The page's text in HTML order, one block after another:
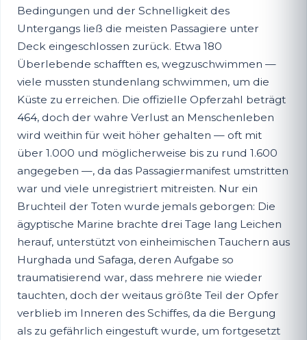
Bedingungen und der Schnelligkeit des
Untergangs ließ die meisten Passagiere unter
Deck eingeschlossen zurück. Etwa 180
Überlebende schafften es, wegzuschwimmen —
viele mussten stundenlang schwimmen, um die
Küste zu erreichen. Die offizielle Opferzahl beträgt
464, doch der wahre Verlust an Menschenleben
wird weithin für weit höher gehalten — oft mit
über 1.000 und möglicherweise bis zu rund 1.600
angegeben —, da das Passagiermanifest umstritten
war und viele unregistriert mitreisten. Nur ein
Bruchteil der Toten wurde jemals geborgen: Die
ägyptische Marine brachte drei Tage lang Leichen
herauf, unterstützt von einheimischen Tauchern aus
Hurghada und Safaga, deren Aufgabe so
traumatisierend war, dass mehrere nie wieder
tauchten, doch der weitaus größte Teil der Opfer
verblieb im Inneren des Schiffes, da die Bergung
als zu gefährlich eingestuft wurde, um fortgesetzt